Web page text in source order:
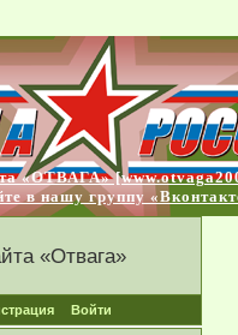
«ОТВАГА»
в нашу группу
«Отвага»
Войти